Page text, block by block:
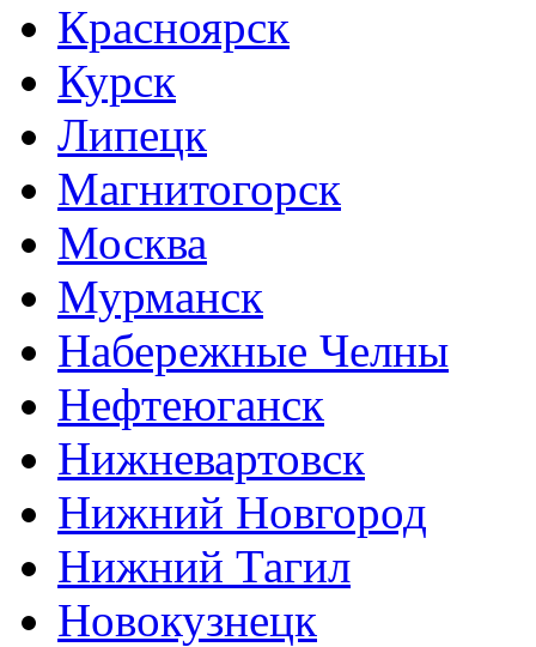
Красноярск
Курск
Липецк
Магнитогорск
Москва
Мурманск
Набережные Челны
Нефтеюганск
Нижневартовск
Нижний Новгород
Нижний Тагил
Новокузнецк